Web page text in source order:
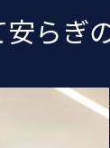
安らぎ